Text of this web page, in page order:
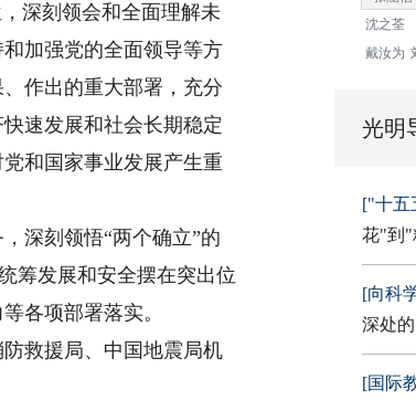
深刻领会和全面理解未
加强党的全面领导等方
作出的重大部署，充分
速发展和社会长期稳定
和国家事业发展产生重
深刻领悟“两个确立”的
筹发展和安全摆在突出位
各项部署落实。
救援局、中国地震局机
沈之荃
戴汝为
光明
["十五
花"到"
[向科
深处
[国际